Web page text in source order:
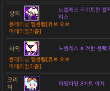
상의
노블레스 타이트한 블
피스
플래티넘 엠블렘[큐브 오브
마테리얼리즘]
하의 노블레스 화려한 블랙
플래티넘 엠블렘[큐브 오브
마테리얼리즘]
크리
쳐
파핑파핑 8비트 아처